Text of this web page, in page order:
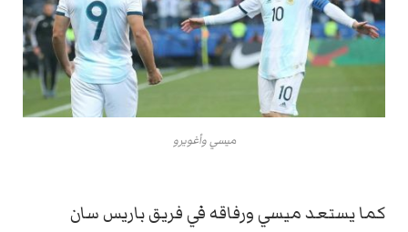
ميسي وأغويرو
كما يستعد ميسي ورفاقه في فريق باريس سان